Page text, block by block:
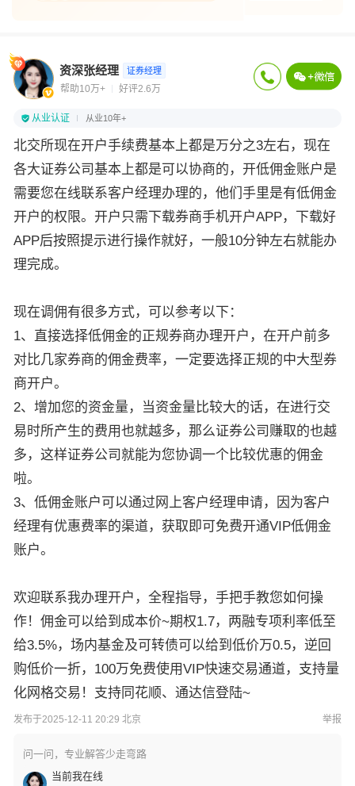
资深张经理 证券经理
帮助10万+ 好评2.6万
从业认证 从业10年+
北交所现在开户手续费基本上都是万分之3左右，现在
各大证券公司基本上都是可以协商的，开低佣金账户是
需要您在线联系客户经理办理的，他们手里是有低佣金
开户的权限。开户只需下载券商手机开户APP，下载好
APP后按照提示进行操作就好，一般10分钟左右就能办
理完成。
现在调佣有很多方式，可以参考以下：
1、直接选择低佣金的正规券商办理开户，在开户前多
对比几家券商的佣金费率，一定要选择正规的中大型券
商开户。
2、增加您的资金量，当资金量比较大的话，在进行交
易时所产生的费用也就越多，那么证券公司赚取的也越
多，这样证券公司就能为您协调一个比较优惠的佣金
啦。
3、低佣金账户可以通过网上客户经理申请，因为客户
经理有优惠费率的渠道，获取即可免费开通VIP低佣金
账户。
欢迎联系我办理开户，全程指导，手把手教您如何操
作！佣金可以给到成本价~期权1.7，两融专项利率低至
给3.5%，场内基金及可转债可以给到低价万0.5，逆回
购低价一折，100万免费使用VIP快速交易通道，支持量
化网格交易！支持同花顺、通达信登陆~
发布于2025-12-11 20:29 北京 举报
问一问，专业解答少走弯路
当前我在线